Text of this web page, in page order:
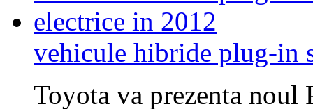
vehicule hibride plug-in
Toyota va prezenta